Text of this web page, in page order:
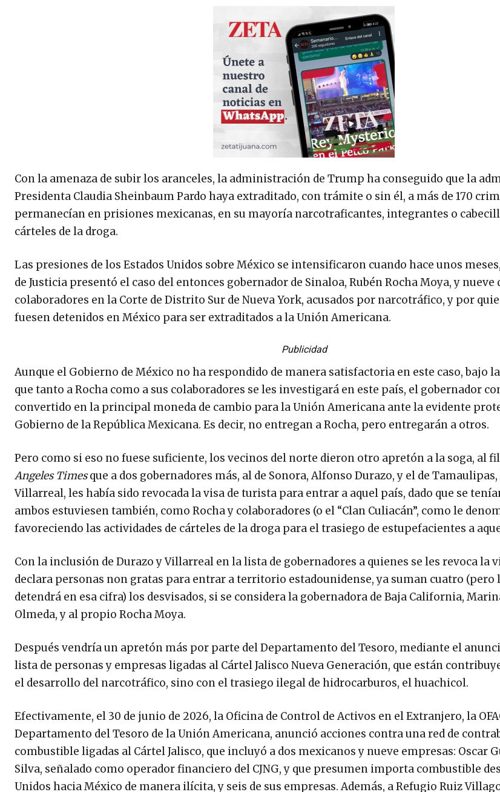
Con la amenaza de subir los aranceles, la administración de Trump ha conseguido que la
Presidenta Claudia Sheinbaum Pardo haya extraditado, con trámite o sin él, a más de 170
permanecían en prisiones mexicanas, en su mayoría narcotraficantes, integrantes o
cárteles de la droga.
Las presiones de los Estados Unidos sobre México se intensificaron cuando hace unos
de Justicia presentó el caso del entonces gobernador de Sinaloa, Rubén Rocha Moya, y nueve
colaboradores en la Corte de Distrito Sur de Nueva York, acusados por narcotráfico, y por
fuesen detenidos en México para ser extraditados a la Unión Americana.
Publicidad
Aunque el Gobierno de México no ha respondido de manera satisfactoria en este caso, bajo
que tanto a Rocha como a sus colaboradores se les investigará en este país, el gobernador
convertido en la principal moneda de cambio para la Unión Americana ante la evidente
Gobierno de la República Mexicana. Es decir, no entregan a Rocha, pero entregarán a otros.
Pero como si eso no fuese suficiente, los vecinos del norte dieron otro apretón a la soga, al
Angeles Timesque a dos gobernadores más, al de Sonora, Alfonso Durazo, y el de
Villarreal, les había sido revocada la visa de turista para entrar a aquel país, dado que se
ambos estuviesen también, como Rocha y colaboradores (o el “Clan Culiacán”, como le
favoreciendo las actividades de cárteles de la droga para el trasiego de estupefacientes a
Con la inclusión de Durazo y Villarreal en la lista de gobernadores a quienes se les revoca la
declara personas non gratas para entrar a territorio estadounidense, ya suman cuatro (pero
detendrá en esa cifra) los desvisados, si se considera la gobernadora de Baja California,
Olmeda, y al propio Rocha Moya.
Después vendría un apretón más por parte del Departamento del Tesoro, mediante el
lista de personas y empresas ligadas al Cártel Jalisco Nueva Generación, que están
el desarrollo del narcotráfico, sino con el trasiego ilegal de hidrocarburos, el huachicol.
Efectivamente, el 30 de junio de 2026, la Oficina de Control de Activos en el Extranjero, la
Departamento del Tesoro de la Unión Americana, anunció acciones contra una red de
combustible ligadas al Cártel Jalisco, que incluyó a dos mexicanos y nueve empresas: Oscar
Silva, señalado como operador financiero del CJNG, y que presumen importa combustible
Unidos hacia México de manera ilícita, y seis de sus empresas. Además, a Refugio Ruiz